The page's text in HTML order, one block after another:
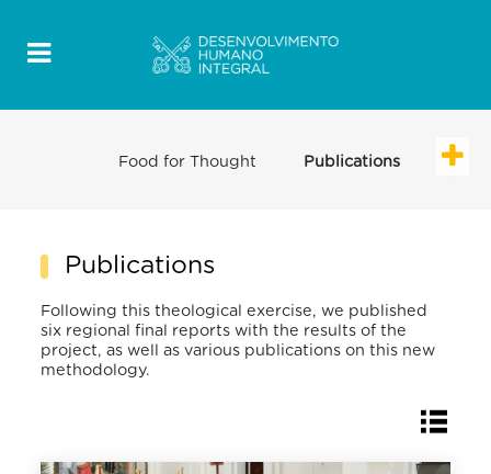
Food for Thought Publications
Publications
Following this theological exercise, we published
six regional final reports with the results of the
project, as well as various publications on this new
methodology.